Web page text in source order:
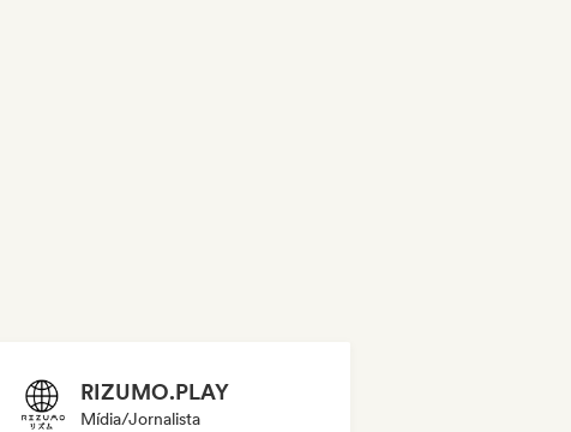
RIZUMO.PLAY
Mídia/Jornalista